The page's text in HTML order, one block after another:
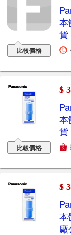
比較價格
本
貨
比較價格
$
本
貨
$
本
廠